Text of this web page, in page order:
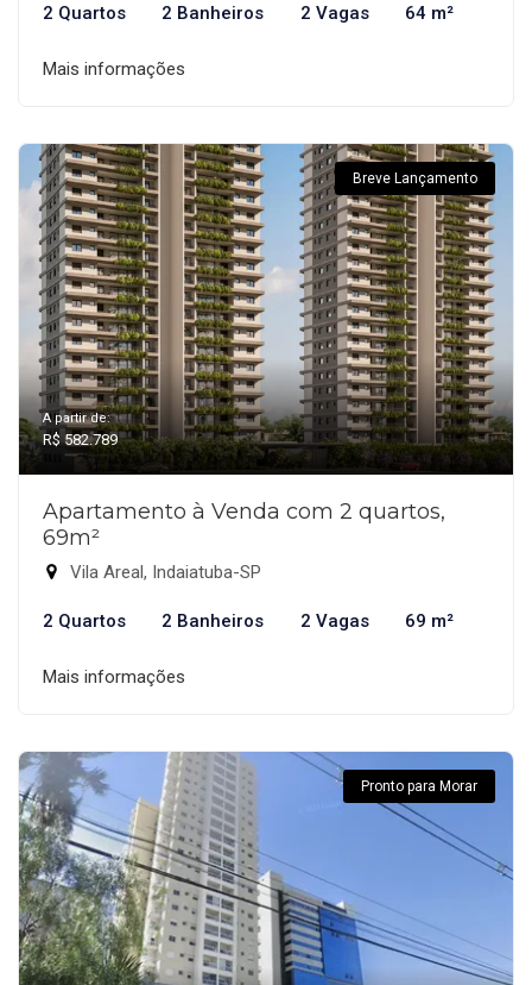
2 Quartos 2 Banheiros 2 Vagas 64 m²
Mais informações
Breve Lançamento
A partir de:
R$ 582.789
Apartamento à Venda com 2 quartos,
69m²
Vila Areal, Indaiatuba-SP
2 Quartos 2 Banheiros 2 Vagas 69 m²
Mais informações
Pronto para Morar